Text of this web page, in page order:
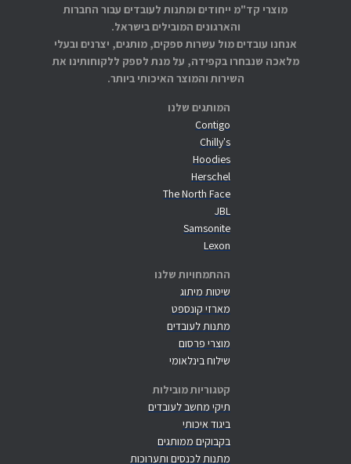
המותגים שלנו
Contigo
Chilly's
Hoodies
Herschel
The North Face
JBL
Samsonite
Lexon
ההתמחויות שלנו
שיטות מיתוג
מארזי קונספט
מתנות לעובדים
מוצרי פרסום
שילוח בינלאומי
קטגוריות מובילות
תיקי מחשב לעובדים
ביגוד איכותי
בקבוקים ממותגים
מתנות לכנסים ותערוכות
מוצרי קד"מ ייחודים ומתנות לעובדים עבור החברות
והארגונים המובילים בישראל.
אנחנו עובדים מול עשרות ספקים, מותגים, יצרנים ובעלי
מלאכה שנבחרו בקפידה, על מנת לספק ללקוחותינו את
השירות והמוצר האיכותי ביותר.